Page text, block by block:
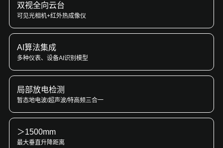
双视全向云台
可见光相机+红外热成像仪
AI算法集成
多种仪表、设备AI识别模型
局部放电检测
暂态地电波/超声波/特高频三合一
＞1500mm
最大垂直升降距离